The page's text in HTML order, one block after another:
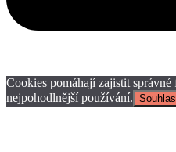
Cookies pomáhají zajistit
nejpohodlnější používání.